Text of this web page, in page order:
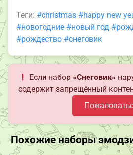
Теги: #christmas #happy new
#новогодние #новый год
#рождество #снеговик
Если набор«Снеговик»
содержит запрещённый
Похожие наборы